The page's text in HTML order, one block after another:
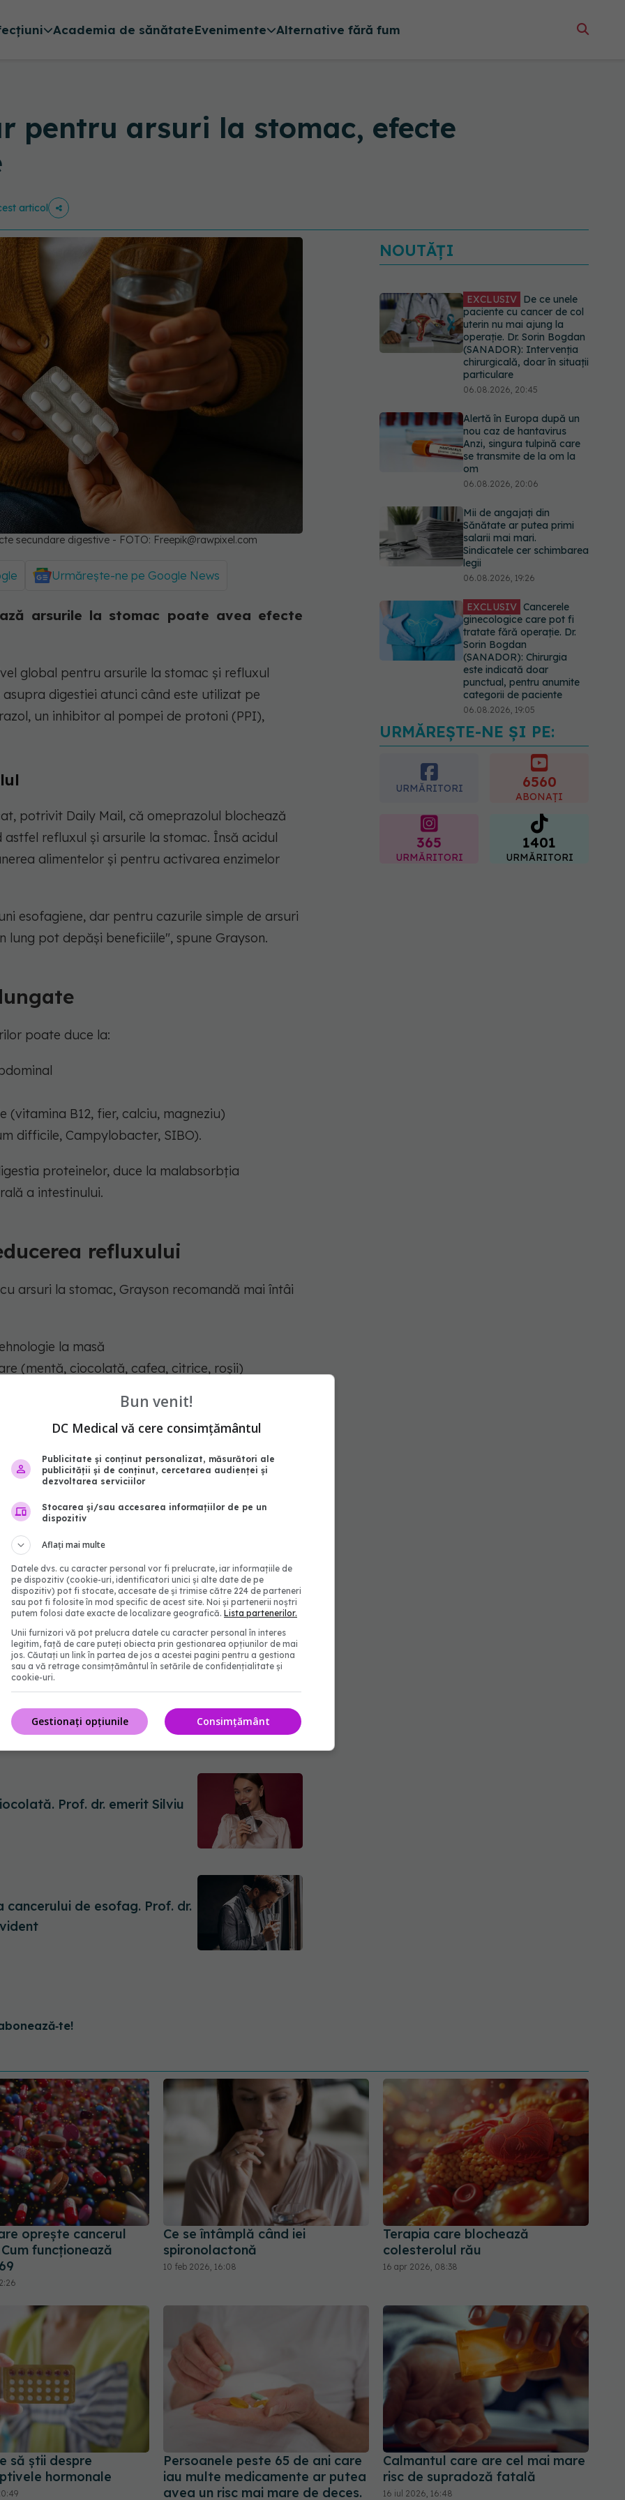
Academia de sănătateEvenimente Alternative fără fum
pentru arsuri la stomac, efecte
articol
secundare digestive - FOTO: Freepik@rawpixel.com
Urmărește-ne pe Google News
arsurile la stomac poate avea efecte
global pentru arsurile la stomac și refluxul
digestiei atunci când este utilizat pe
un inhibitor al pompei de protoni (PPI),
potrivit Daily Mail, că omeprazolul blochează
refluxul și arsurile la stomac. Însă acidul
alimentelor și pentru activarea enzimelor
esofagiene, dar pentru cazurile simple de arsuri
lung pot depăși beneficiile", spune Grayson.
poate duce la:
(vitamina B12, fier, calciu, magneziu)
difficile, Campylobacter, SIBO).
proteinelor, duce la malabsorbția
a intestinului.
refluxului
arsuri la stomac, Grayson recomandă mai întâi
la masă
(mentă, ciocolată, cafea, citrice, roșii)
trei ore între ultima masă și culcare.
excesivă a PPI-urilor, fără un plan de
Mai mult, aproximativ 40% dintre pacienți nu
ineficient în multe cazuri.
Se colonizează bacterian.
NOUTĂȚI
EXCLUSIV De ce unele
paciente cu cancer de col
uterin nu mai ajung la
operație. Dr. Sorin Bogdan
(SANADOR): Intervenția
chirurgicală, doar în situații
particulare
06.08.2026, 20:45
Alertă în Europa după un
nou caz de hantavirus
Anzi, singura tulpină care
se transmite de la om la
om
06.08.2026, 20:06
Mii de angajați din
Sănătate ar putea primi
salarii mai mari.
Sindicatele cer schimbarea
legii
06.08.2026, 19:26
EXCLUSIV Cancerele
ginecologice care pot fi
tratate fără operație. Dr.
Sorin Bogdan
(SANADOR): Chirurgia
este indicată doar
punctual, pentru anumite
categorii de paciente
06.08.2026, 19:05
EXCLUSIV Brahiterapie
vs radioterapie externă în
cancerul ginecologic. Dr.
Sorin Bogdan (SANADOR)
explică diferența și cum
acționează tratamentul
URMĂREȘTE-NE ȘI PE:
URMĂRITORI 6560
ABONAȚI
365
URMĂRITORI
1401
URMĂRITORI
oprește cancerul
funcționează
Ce se întâmplă când iei
spironolactonă
10 feb 2026, 16:08
Terapia care blochează
colesterolul rău
16 apr 2026, 08:38
să știi despre
hormonale
Persoanele peste 65 de ani care
iau multe medicamente ar putea
avea un risc mai mare de deces.
Calmantul care are cel mai mare
risc de supradoză fatală
16 iul 2026, 16:48
Bun venit!
DC Medical vă cere consimțământul
Publicitate și conținut personalizat, măsurători ale
publicității și de conținut, cercetarea audienței și
dezvoltarea serviciilor
Stocarea și/sau accesarea informațiilor de pe un
dispozitiv
Aflați mai multe
Datele dvs. cu caracter personal vor fi prelucrate, iar informațiile de
pe dispozitiv (cookie-uri, identificatori unici și alte date de pe
dispozitiv) pot fi stocate, accesate de și trimise către 224 de parteneri
sau pot fi folosite în mod specific de acest site. Noi și partenerii noștri
putem folosi date exacte de localizare geografică. Lista partenerilor.
Unii furnizori vă pot prelucra datele cu caracter personal în interes
legitim, față de care puteți obiecta prin gestionarea opțiunilor de mai
jos. Căutați un link în partea de jos a acestei pagini pentru a gestiona
sau a vă retrage consimțământul în setările de confidențialitate și
cookie-uri.
Consimțământ
Gestionați opțiunile